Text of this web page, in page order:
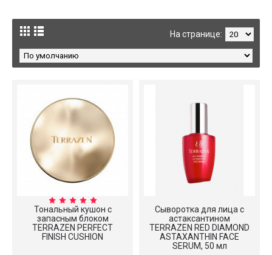
На странице:
Тональный кушон с
запасным блоком
TERRAZEN PERFECT
FINISH CUSHION
Сыворотка для лица с
астаксантином
TERRAZEN RED DIAMOND
ASTAXANTHIN FACE
SERUM, 50 мл